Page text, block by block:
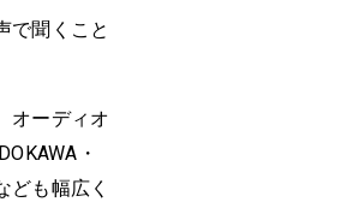
で聞くこと
オーディオ
・
も幅広く